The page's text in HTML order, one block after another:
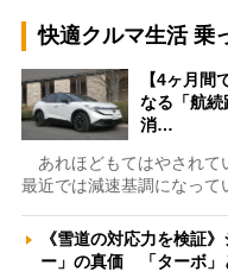
快適クルマ生活 乗
【4ヶ月間
なる「航続
消…
あれほどもてはやされて
最近では減速基調になって
《雪道の対応力を検証
ー」の真価 「ターボ